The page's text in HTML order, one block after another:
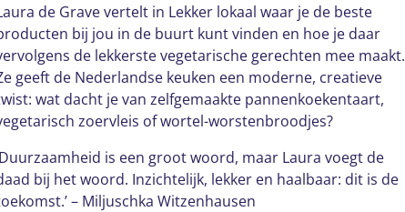
de Grave vertelt in Lekker lokaal waar je de beste
bij jou in de buurt kunt vinden en hoe je daar
de lekkerste vegetarische gerechten mee maakt.
geeft de Nederlandse keuken een moderne, creatieve
wat dacht je van zelfgemaakte pannenkoekentaart,
zoervleis of wortel-worstenbroodjes?
is een groot woord, maar Laura voegt de
bij het woord. Inzichtelijk, lekker en haalbaar: dit is de
– Miljuschka Witzenhausen